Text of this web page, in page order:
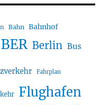
Bahn Bahnhof
BER Berlin Bus
Fahrplan
Flughafen